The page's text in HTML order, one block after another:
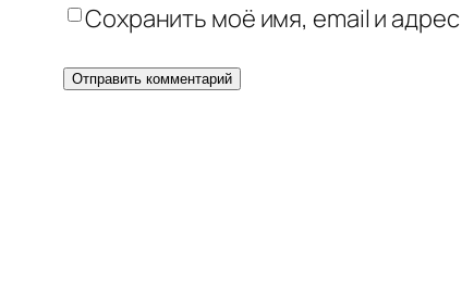
Сохранить моё имя, email и